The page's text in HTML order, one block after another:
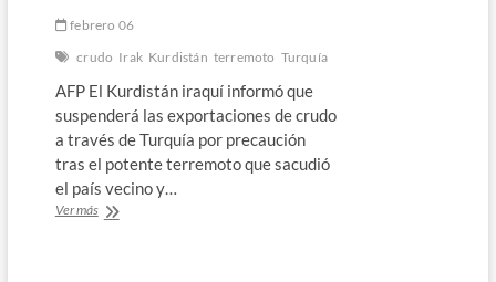
febrero 06
crudo Irak Kurdistán terremoto Turquía
AFP El Kurdistán iraquí informó que
suspenderá las exportaciones de crudo
a través de Turquía por precaución
tras el potente terremoto que sacudió
el país vecino y…
Ver másKurdistán